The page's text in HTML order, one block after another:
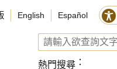
English Español
熱門搜尋